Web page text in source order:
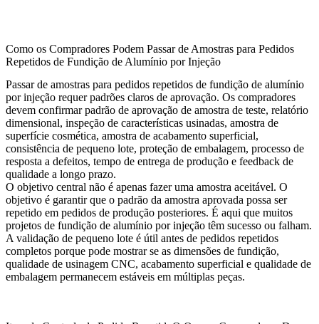
Como os Compradores Podem Passar de Amostras para Pedidos
Repetidos de Fundição de Alumínio por Injeção
Passar de amostras para pedidos repetidos de fundição de alumínio
por injeção requer padrões claros de aprovação. Os compradores
devem confirmar padrão de aprovação de amostra de teste, relatório
dimensional, inspeção de características usinadas, amostra de
superfície cosmética, amostra de acabamento superficial,
consistência de pequeno lote, proteção de embalagem, processo de
resposta a defeitos, tempo de entrega de produção e feedback de
qualidade a longo prazo.
O objetivo central não é apenas fazer uma amostra aceitável. O
objetivo é garantir que o padrão da amostra aprovada possa ser
repetido em pedidos de produção posteriores. É aqui que muitos
projetos de fundição de alumínio por injeção têm sucesso ou falham.
A validação de pequeno lote é útil antes de pedidos repetidos
completos porque pode mostrar se as dimensões de fundição,
qualidade de usinagem CNC, acabamento superficial e qualidade de
embalagem permanecem estáveis em múltiplas peças.